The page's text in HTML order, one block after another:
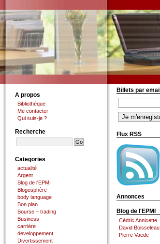
A propos
Bibliothèque
Me contacter
Qui suis-je ?
Recherche
Categories
actualité
Argent
Blog de l'EPMI
Blogosphère
body language
Bon plan
Bourse – trading
Business
carrière
developpement
Divertissement
Billets par email
Flux RSS
Annonces
Blog de l'EPMI
Cédric Annicette
David Boisseleau
Pierre Vaede